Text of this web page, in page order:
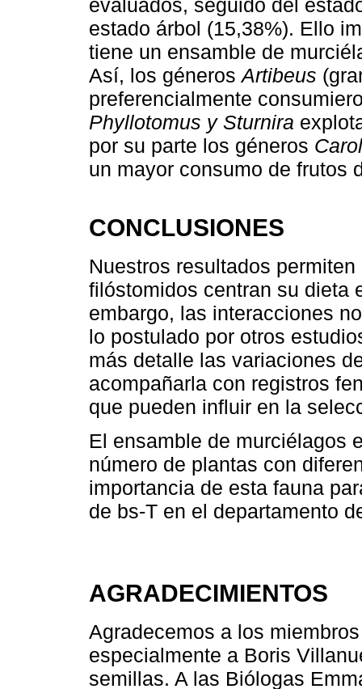
evaluados, seguido del
estado árbol (15,38%). Ello
tiene un ensamble de
Así, los génerosArtibeus
preferencialmente
Phyllotomus y Sturnira
por su parte los géneros
un mayor consumo de frutos
CONCLUSIONES
Nuestros resultados
filóstomidos centran su dieta
embargo, las interacciones
lo postulado por otros
más detalle las variaciones
acompañarla con registros
que pueden influir en la
El ensamble de murciélagos
número de plantas con
importancia de esta fauna
de bs-T en el departamento
AGRADECIMIENTOS
Agradecemos a los
especialmente a Boris
semillas. A las Biólogas